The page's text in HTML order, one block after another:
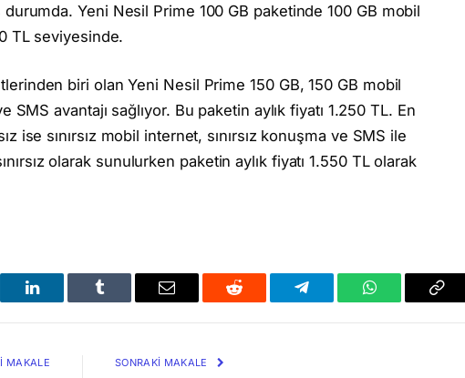
Yeni Nesil Prime 100 GB paketinde 100 GB mobil
TL seviyesinde.
biri olan Yeni Nesil Prime 150 GB, 150 GB mobil
SMS avantajı sağlıyor. Bu paketin aylık fiyatı 1.250 TL. En
ise sınırsız mobil internet, sınırsız konuşma ve SMS ile
olarak sunulurken paketin aylık fiyatı 1.550 TL olarak
LinkedIn Tumblr Email Reddit Telegram WhatsApp
MAKALE SONRAKI MAKALE